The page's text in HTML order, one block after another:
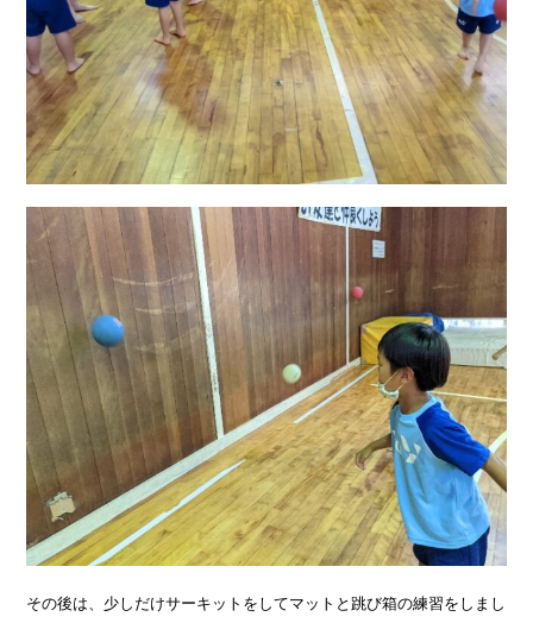
その後は、少しだけサーキットをしてマットと跳び箱の練習をしまし